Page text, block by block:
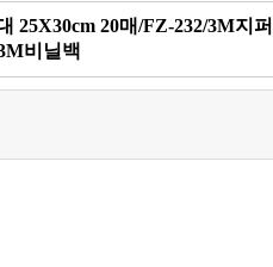
25X30cm 20매/FZ-232/3M지
비닐백